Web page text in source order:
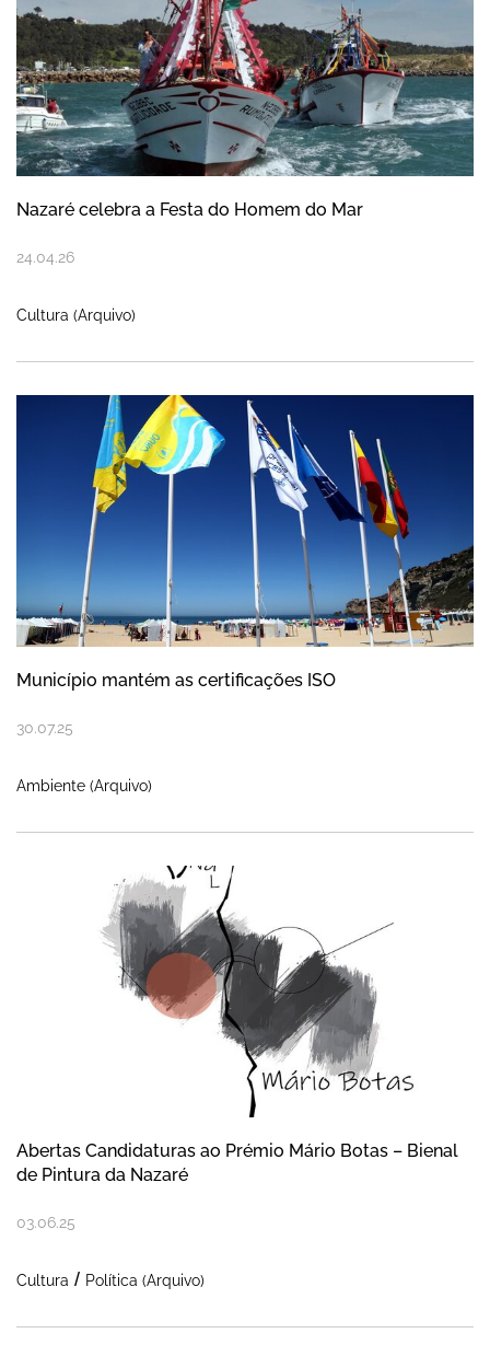
Nazaré celebra a Festa do Homem do Mar
24.04.26
Cultura (Arquivo)
Município mantém as certificações ISO
Município mantém as certificações ISO
30.07.25
Ambiente (Arquivo)
Abertas Candidaturas ao Prémio Mário
Abertas Candidaturas ao Prémio Mário Botas – Bienal
de Pintura da Nazaré
03.06.25
Cultura Política (Arquivo)